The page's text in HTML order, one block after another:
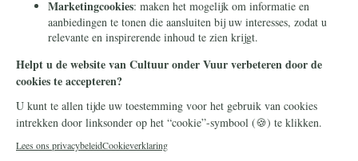
Zelf overschrijven
© 2026 Stichting Civitas Christiana
Cookieverklaring
Privacy